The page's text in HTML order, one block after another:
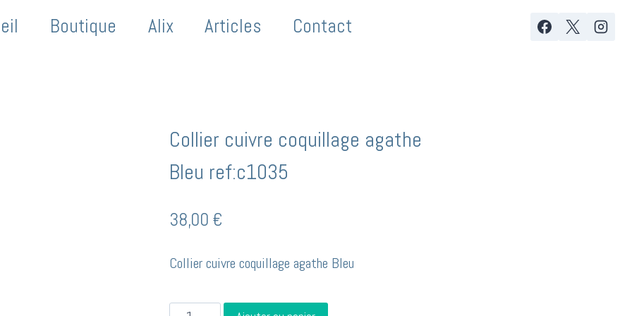
Boutique Alix Articles Contact
Collier cuivre coquillage agathe
Bleu ref:c1035
38,00 €
Collier cuivre coquillage agathe Bleu